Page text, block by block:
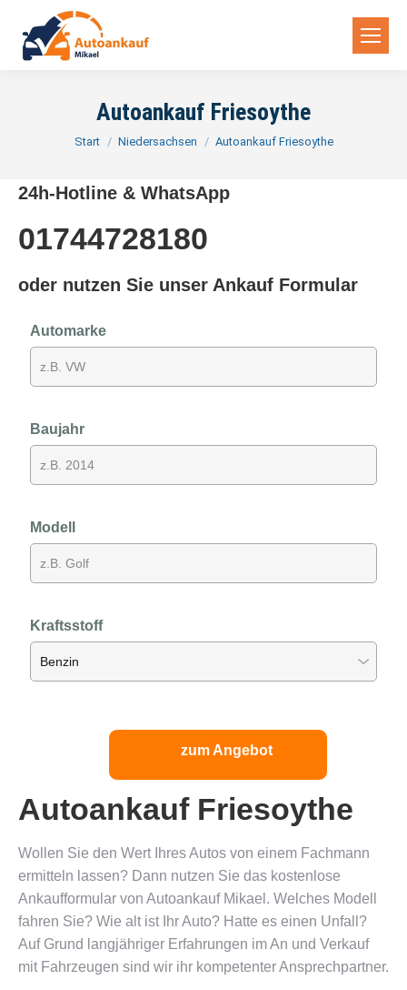
Autoankauf Friesoythe
Sie befinden sich hier:
Start Niedersachsen Autoankauf Friesoythe
24h-Hotline & WhatsApp
01744728180
oder nutzen Sie unser Ankauf Formular
Automarke
Baujahr
Modell
Kraftsstoff
zum Angebot
Autoankauf Friesoythe
Wollen Sie den Wert Ihres Autos von einem Fachmann
ermitteln lassen? Dann nutzen Sie das kostenlose
Ankaufformular von Autoankauf Mikael. Welches Modell
fahren Sie? Wie alt ist Ihr Auto? Hatte es einen Unfall?
Auf Grund langjähriger Erfahrungen im An und Verkauf
mit Fahrzeugen sind wir ihr kompetenter Ansprechpartner.